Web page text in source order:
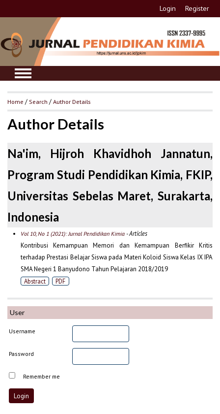
Login Register
User
Username
Password
Remember me
Home / Search /Author Details
Author Details
Na'im, Hijroh Khavidhoh Jannatun,
Program Studi Pendidikan Kimia, FKIP,
Universitas Sebelas Maret, Surakarta,
Indonesia
Vol 10, No 1 (2021): Jurnal Pendidikan Kimia- Articles
Kontribusi Kemampuan Memori dan Kemampuan Berfikir Kritis
terhadap Prestasi Belajar Siswa pada Materi Koloid Siswa Kelas IX IPA
SMA Negeri 1 Banyudono Tahun Pelajaran 2018/2019
Abstract PDF